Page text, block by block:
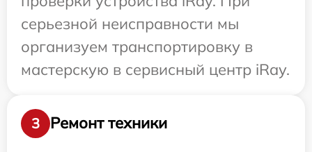
серьезной неисправности мы
организуем транспортировку в
мастерскую в сервисный центр iRay.
3
Ремонт техники